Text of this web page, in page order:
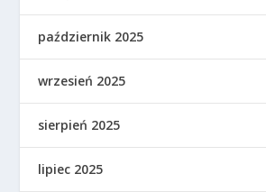
październik 2025
wrzesień 2025
sierpień 2025
lipiec 2025